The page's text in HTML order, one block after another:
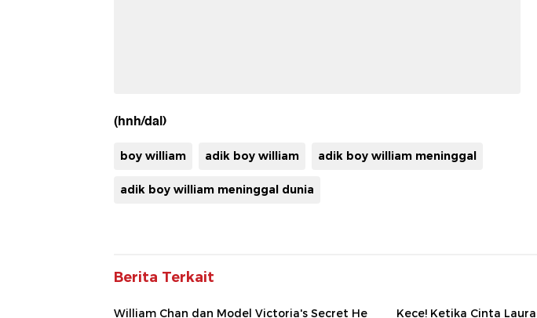
(hnh/dal)
boy william adik boy william adik boy william meninggal
adik boy william meninggal dunia
Berita Terkait
William Chan dan Model Victoria's Secret He Kece! Ketika Cinta